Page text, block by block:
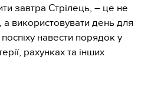
завтра Стрілець, – це не
а використовувати день для
навести порядок у
рахунках та інших